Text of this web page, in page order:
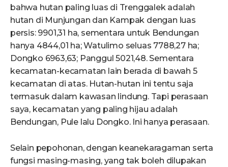
bahwa hutan paling luas di Trenggalek adalah
hutan di Munjungan dan Kampak dengan luas
persis: 9901,31 ha, sementara untuk Bendungan
hanya 4844,01 ha; Watulimo seluas 7788,27 ha;
Dongko 6963,63; Panggul 5021,48. Sementara
kecamatan-kecamatan lain berada di bawah 5
kecamatan di atas. Hutan-hutan ini tentu saja
termasuk dalam kawasan lindung. Tapi perasaan
saya, kecamatan yang paling hijau adalah
Bendungan, Pule lalu Dongko. Ini hanya perasaan.
Selain pepohonan, dengan keanekaragaman serta
fungsi masing-masing, yang tak boleh dilupakan